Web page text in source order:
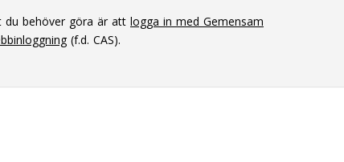
du behöver göra är att logga in med Gemensam
(f.d. CAS).